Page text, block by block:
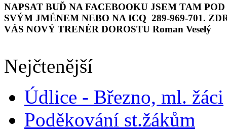
NAPSAT BUĎ NA FACEBOOKU JSEM TAM POD
SVÝM JMÉNEM NEBO NA ICQ 289-969-701.
VÁS NOVÝ TRENÉR DOROSTU Roman Veselý
Nejčtenější
Údlice - Březno, ml. žáci
Poděkování st.žákům